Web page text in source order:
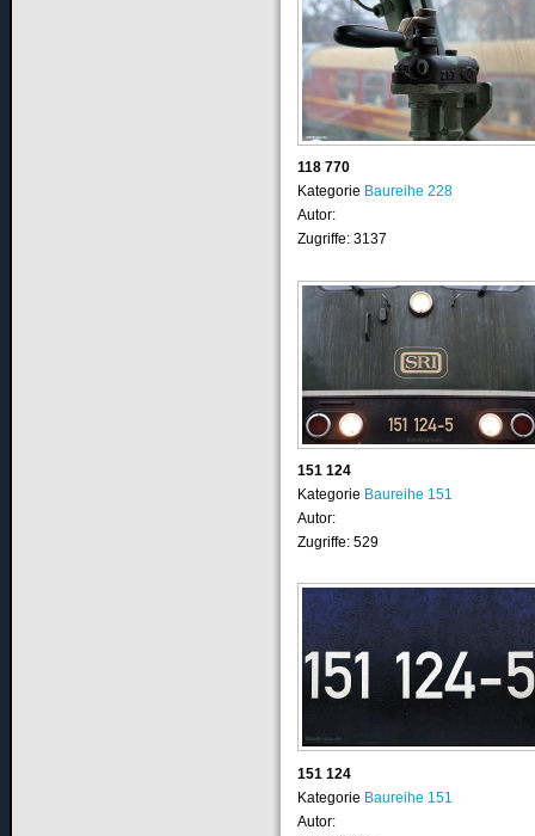
118 770
Kategorie Baureihe 228
Autor:
Zugriffe: 3137
151 124
Kategorie Baureihe 151
Autor:
Zugriffe: 529
151 124
Kategorie Baureihe 151
Autor: